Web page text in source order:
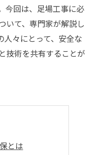
今回は、足場工事に必
いて、専門家が解説し
人々にとって、安全な
技術を共有することが
とは